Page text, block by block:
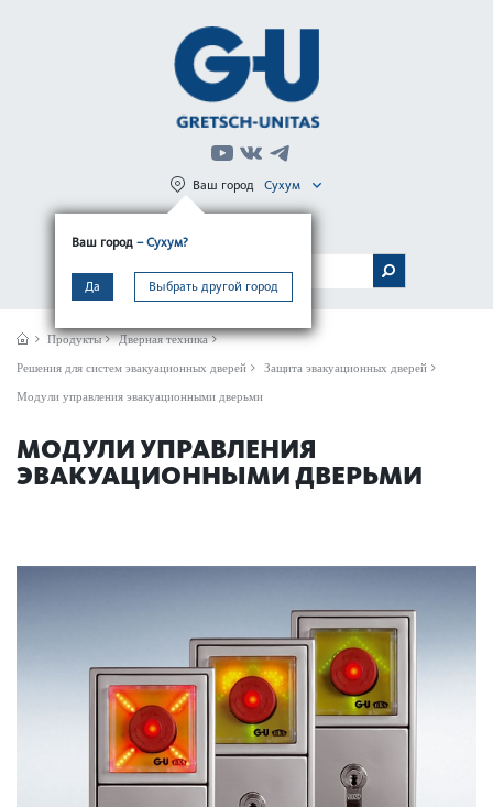
Ваш город – Сухум?
Да Выбрать другой город
Ваш город Сухум
МЕНЮ
Продукты Дверная техника
Решения для систем эвакуационных дверей Защита эвакуационных дверей
Модули управления эвакуационными дверьми
МОДУЛИ УПРАВЛЕНИЯ
ЭВАКУАЦИОННЫМИ ДВЕРЬМИ